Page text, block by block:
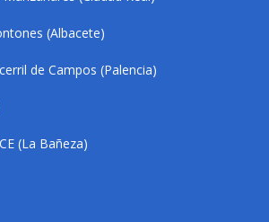
(Albacete)
de Campos (Palencia)
(La Bañeza)